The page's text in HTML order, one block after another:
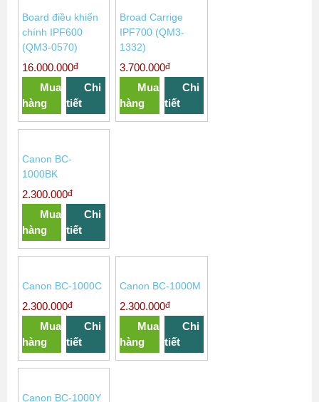
chính IPF600
(QM3-0570)
16.000.000đ
Mua
Chi
IPF700 (QM3-
1332)
3.700.000đ
Canon BC-
1000BK
2.300.000đ
Mua
Chi
Canon BC-1000C
2.300.000đ
Mua
Chi
Canon BC-1000M
2.300.000đ